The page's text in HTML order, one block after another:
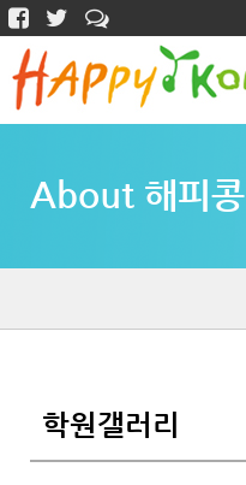
About 해피콩
학원갤러리